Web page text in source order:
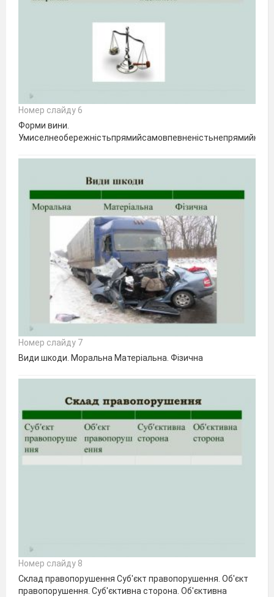
Номер слайду 6
Форми вини.
Номер слайду 7
Види шкоди. Моральна Матеріальна. Фізична
Номер слайду 8
Склад правопорушення Суб′єкт правопорушення. Об′єкт
правопорушення. Суб′єктивна сторона. Об′єктивна